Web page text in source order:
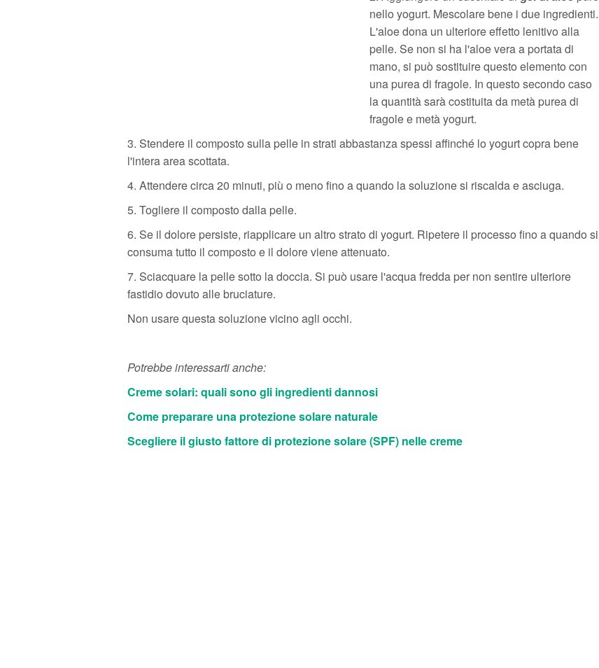
nello yogurt. Mescolare bene i due ingredienti.
L'aloe dona un ulteriore effetto lenitivo alla
pelle. Se non si ha l'aloe vera a portata di
mano, si può sostituire questo elemento con
una purea di fragole. In questo secondo caso
la quantità sarà costituita da metà purea di
fragole e metà yogurt.
3. Stendere il composto sulla pelle in strati abbastanza spessi affinché lo yogurt copra bene
l'intera area scottata.
4. Attendere circa 20 minuti, più o meno fino a quando la soluzione si riscalda e asciuga.
5. Togliere il composto dalla pelle.
6. Se il dolore persiste, riapplicare un altro strato di yogurt. Ripetere il processo fino a quando si
consuma tutto il composto e il dolore viene attenuato.
7. Sciacquare la pelle sotto la doccia. Si può usare l'acqua fredda per non sentire ulteriore
fastidio dovuto alle bruciature.
Non usare questa soluzione vicino agli occhi.
Potrebbe interessarti anche:
Creme solari: quali sono gli ingredienti dannosi
Come preparare una protezione solare naturale
Scegliere il giusto fattore di protezione solare (SPF) nelle creme